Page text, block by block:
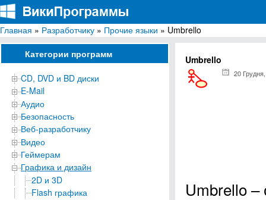
ВикиПрограммы
Энциклопедия бесплатных компьютерных программ для Windows
Главная » Разработчику » Прочие языки » Umbrello
Категории программ
CD, DVD и BD диски
E-Mail
Аудио
Безопасность
Веб-разработчику
Видео
Геймерам
Графика и дизайн
2D и 3D
Flash графика
Umbrello
20
Umbrello –